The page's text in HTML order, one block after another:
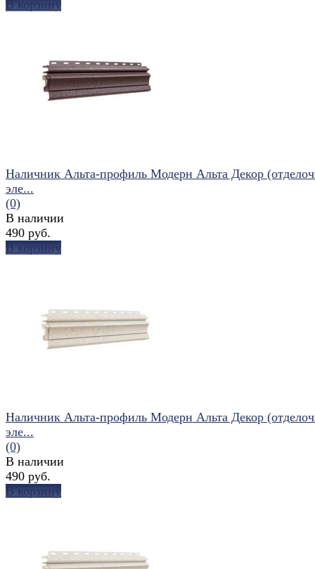
избранное сравнить
В корзину
Наличник Альта-профиль Модерн Альта Декор
эле...
(0)
В наличии
490 руб.
В корзину
Наличник Альта-профиль Модерн Альта Декор
эле...
(0)
В наличии
490 руб.
В корзину